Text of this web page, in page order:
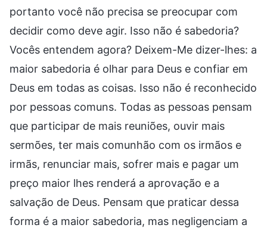
portanto você não precisa se preocupar com
decidir como deve agir. Isso não é sabedoria?
Vocês entendem agora? Deixem-Me dizer-lhes: a
maior sabedoria é olhar para Deus e confiar em
Deus em todas as coisas. Isso não é reconhecido
por pessoas comuns. Todas as pessoas pensam
que participar de mais reuniões, ouvir mais
sermões, ter mais comunhão com os irmãos e
irmãs, renunciar mais, sofrer mais e pagar um
preço maior lhes renderá a aprovação e a
salvação de Deus. Pensam que praticar dessa
forma é a maior sabedoria, mas negligenciam a